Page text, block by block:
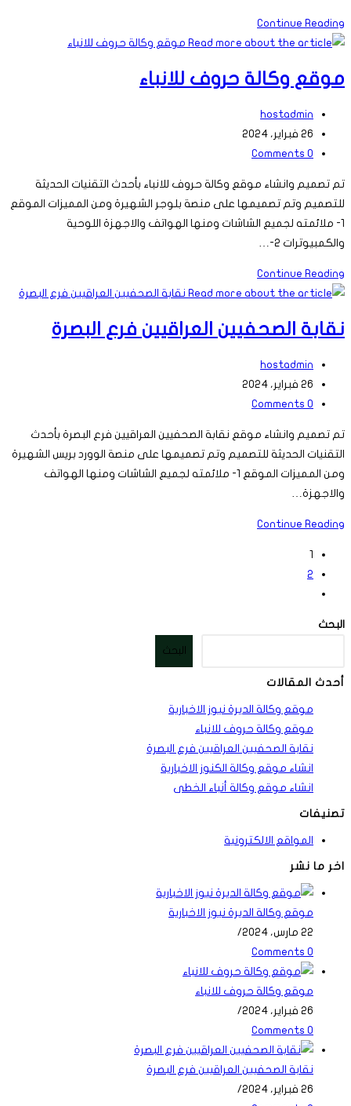
Continue Readingموقع
وكالة
نيوز
موقع وكالة حروف للانباء
Post
author:
hostadmin
Post
last
26 فبراير، 2024
Post
0 Comments
تم تصميم وانشاء موقع وكالة حروف للانباء بأحدث التقنيات الحديثة
للتصميم وتم تصميمها على منصة بلوجر الشهيرة ومن المميزات الموقع
1- ملائمته لجميع الشاشات ومنها الهواتف والاجهزة اللوحية
والكمبيوترات 2-…
Continue Readingموقع
وكالة
للانباء
نقابة الصحفيين العراقيين فرع البصرة
Post
author:
hostadmin
Post
last
26 فبراير، 2024
Post
0 Comments
تم تصميم وانشاء موقع نقابة الصحفيين العراقيين فرع البصرة بأحدث
التقنيات الحديثة للتصميم وتم تصميمها على منصة الوورد بريس الشهيرة
ومن المميزات الموقع 1- ملائمته لجميع الشاشات ومنها الهواتف
والاجهزة…
Continue Readingنقابة
1
2
البحث
البحث
أحدث المقالات
موقع وكالة الديرة نيوز الاخبارية
موقع وكالة حروف للانباء
نقابة الصحفيين العراقيين فرع البصرة
انشاء موقع وكالة الكنوز الاخبارية
انشاء موقع وكالة أنباء الخطى
تصنيفات
المواقع الالكترونية
اخر ما نشر
موقع وكالة الديرة نيوز الاخبارية
22 مارس، 2024
/
0 Comments
موقع وكالة حروف للانباء
26 فبراير، 2024
/
0 Comments
نقابة الصحفيين العراقيين فرع البصرة
26 فبراير، 2024
/